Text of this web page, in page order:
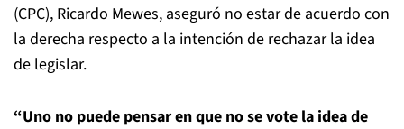
(CPC), Ricardo Mewes, aseguró no estar de acuerdo con
la derecha respecto a la intención de rechazar la idea
de legislar.
“Uno no puede pensar en que no se vote la idea de